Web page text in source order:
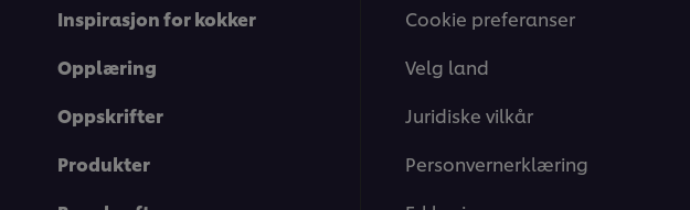
Inspirasjon for kokker
Opplæring
Oppskrifter
Produkter
Cookie preferanser
Velg land
Juridiske vilkår
Personvernerklæring